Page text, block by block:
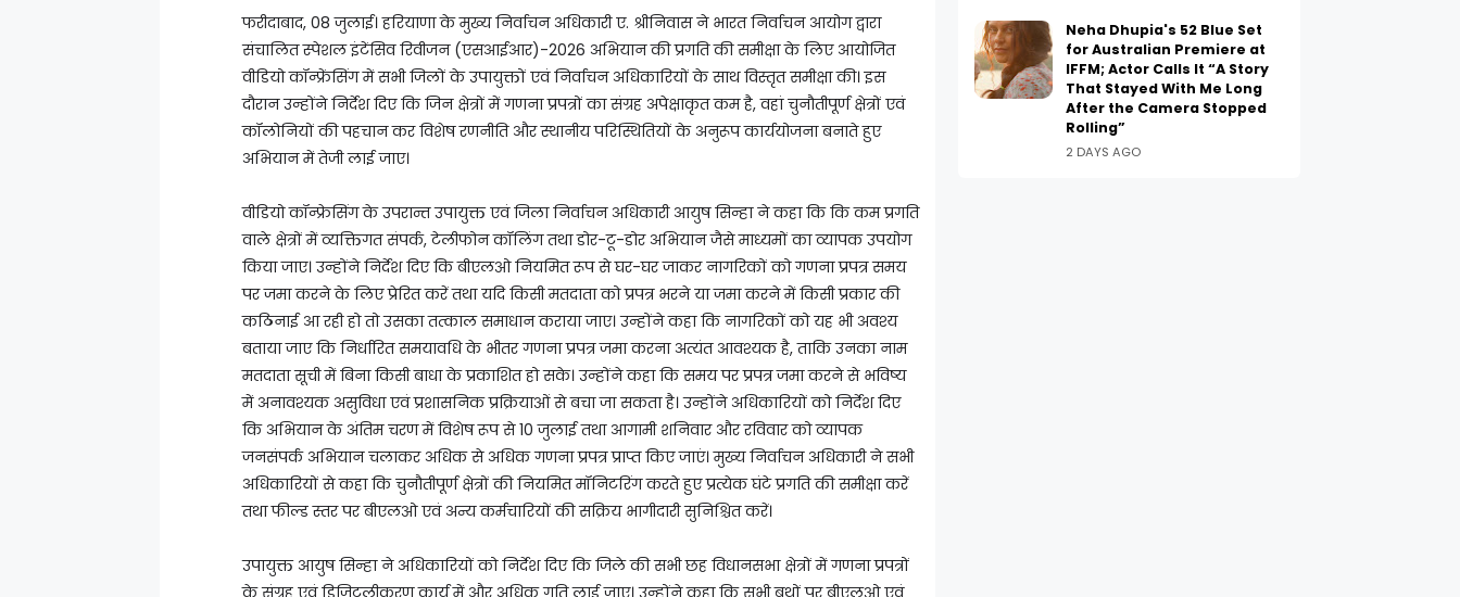
फरीदाबाद, 08 जुलाई। हरियाणा के मुख्य निर्वाचन अधिकारी ए. श्रीनिवास ने भारत निर्वाचन आयोग द्वारा
संचालित स्पेशल इंटेंसिव रिवीजन (एसआईआर)-2026 अभियान की प्रगति की समीक्षा के लिए आयोजित
वीडियो कॉन्फ्रेंसिंग में सभी जिलों के उपायुक्तों एवं निर्वाचन अधिकारियों के साथ विस्तृत समीक्षा की। इस
दौरान उन्होंने निर्देश दिए कि जिन क्षेत्रों में गणना प्रपत्रों का संग्रह अपेक्षाकृत कम है, वहां चुनौतीपूर्ण क्षेत्रों एवं
कॉलोनियों की पहचान कर विशेष रणनीति और स्थानीय परिस्थितियों के अनुरूप कार्ययोजना बनाते हुए
अभियान में तेजी लाई जाए।
वीडियो कॉन्फ्रेसिंग के उपरान्त उपायुक्त एवं जिला निर्वाचन अधिकारी आयुष सिन्हा ने कहा कि कि कम प्रगति
वाले क्षेत्रों में व्यक्तिगत संपर्क, टेलीफोन कॉलिंग तथा डोर-टू-डोर अभियान जैसे माध्यमों का व्यापक उपयोग
किया जाए। उन्होंने निर्देश दिए कि बीएलओ नियमित रूप से घर-घर जाकर नागरिकों को गणना प्रपत्र समय
पर जमा करने के लिए प्रेरित करें तथा यदि किसी मतदाता को प्रपत्र भरने या जमा करने में किसी प्रकार की
कठिनाई आ रही हो तो उसका तत्काल समाधान कराया जाए। उन्होंने कहा कि नागरिकों को यह भी अवश्य
बताया जाए कि निर्धारित समयावधि के भीतर गणना प्रपत्र जमा करना अत्यंत आवश्यक है, ताकि उनका नाम
मतदाता सूची में बिना किसी बाधा के प्रकाशित हो सके। उन्होंने कहा कि समय पर प्रपत्र जमा करने से भविष्य
में अनावश्यक असुविधा एवं प्रशासनिक प्रक्रियाओं से बचा जा सकता है। उन्होंने अधिकारियों को निर्देश दिए
कि अभियान के अंतिम चरण में विशेष रूप से 10 जुलाई तथा आगामी शनिवार और रविवार को व्यापक
जनसंपर्क अभियान चलाकर अधिक से अधिक गणना प्रपत्र प्राप्त किए जाएं। मुख्य निर्वाचन अधिकारी ने सभी
अधिकारियों से कहा कि चुनौतीपूर्ण क्षेत्रों की नियमित मॉनिटरिंग करते हुए प्रत्येक घंटे प्रगति की समीक्षा करें
तथा फील्ड स्तर पर बीएलओ एवं अन्य कर्मचारियों की सक्रिय भागीदारी सुनिश्चित करें।
उपायुक्त आयुष सिन्हा ने अधिकारियों को निर्देश दिए कि जिले की सभी छह विधानसभा क्षेत्रों में गणना प्रपत्रों
के संग्रह एवं डिजिटलीकरण कार्य में और अधिक गति लाई जाए। उन्होंने कहा कि सभी बूथों पर बीएलओ एवं
Neha Dhupia's 52 Blue Set
for Australian Premiere at
IFFM; Actor Calls It “A Story
That Stayed With Me Long
After the Camera Stopped
Rolling”
2 DAYS AGO